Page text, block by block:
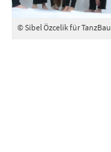
© Sibel Özcelik für TanzBau